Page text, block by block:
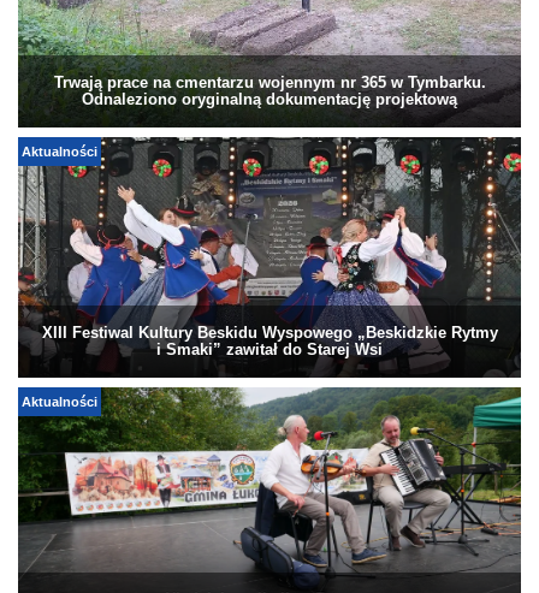
Trwają prace na cmentarzu wojennym nr 365 w Tymbarku.
Odnaleziono oryginalną dokumentację projektową
Aktualności
XIII Festiwal Kultury Beskidu Wyspowego „Beskidzkie Rytmy
i Smaki” zawitał do Starej Wsi
Aktualności